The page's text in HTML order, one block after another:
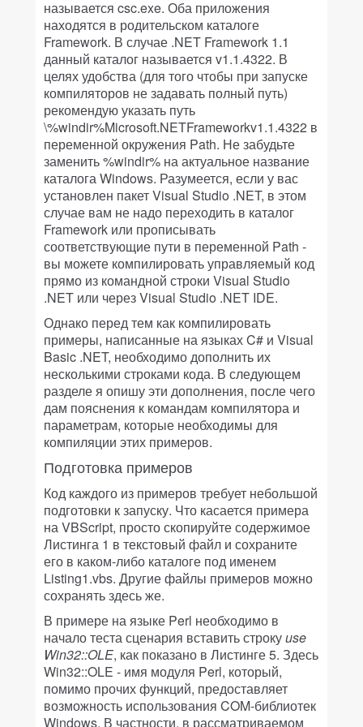
называется csc.exe. Оба приложения
находятся в родительском каталоге
Framework. В случае .NET Framework 1.1
данный каталог называется v1.1.4322. В
целях удобства (для того чтобы при запуске
компиляторов не задавать полный путь)
рекомендую указать путь
\%windir%Microsoft.NETFrameworkv1.1.4322 в
переменной окружения Path. Не забудьте
заменить %windir% на актуальное название
каталога Windows. Разумеется, если у вас
установлен пакет Visual Studio .NET, в этом
случае вам не надо переходить в каталог
Framework или прописывать
соответствующие пути в переменной Path -
вы можете компилировать управляемый код
прямо из командной строки Visual Studio
.NET или через Visual Studio .NET IDE.
Однако перед тем как компилировать
примеры, написанные на языках C# и Visual
Basic .NET, необходимо дополнить их
несколькими строками кода. В следующем
разделе я опишу эти дополнения, после чего
дам пояснения к командам компилятора и
параметрам, которые необходимы для
компиляции этих примеров.
Подготовка примеров
Код каждого из примеров требует небольшой
подготовки к запуску. Что касается примера
на VBScript, просто скопируйте содержимое
Листинга 1 в текстовый файл и сохраните
его в каком-либо каталоге под именем
Listing1.vbs. Другие файлы примеров можно
сохранять здесь же.
В примере на языке Perl необходимо в
начало теста сценария вставить строкуuse
Win32::OLE, как показано в Листинге 5. Здесь
Win32::OLE - имя модуля Perl, который,
помимо прочих функций, предоставляет
возможность использования COM-библиотек
Windows. В частности, в рассматриваемом